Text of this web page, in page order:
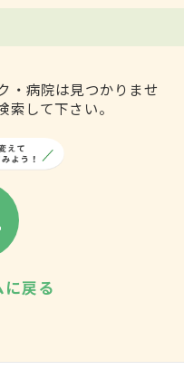
・病院は見つかりませ
して下さい。
戻る